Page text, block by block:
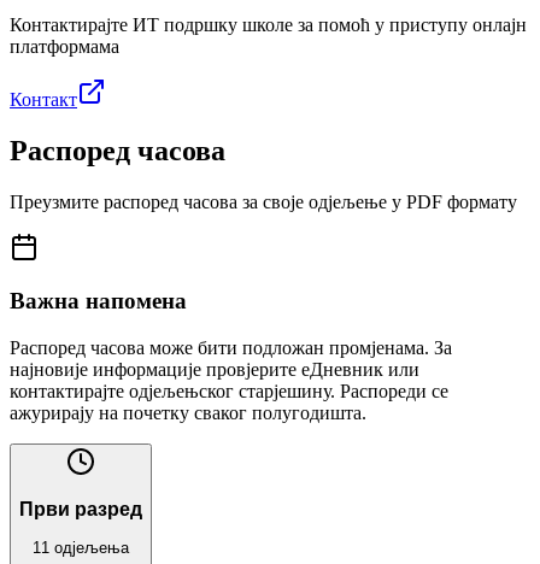
Контактирајте ИТ подршку школе за помоћ у приступу онлајн
платформама
Контакт
Распоред часова
Преузмите распоред часова за своје одјељење у PDF формату
Важна напомена
Распоред часова може бити подложан промјенама. За
најновије информације провјерите еДневник или
контактирајте одјељењског старјешину. Распореди се
ажурирају на почетку сваког полугодишта.
Први разред
11 одјељења